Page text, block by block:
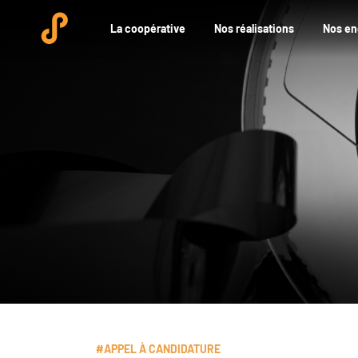
La coopérative Nos réalisations Nos
#APPEL À CANDIDATURE